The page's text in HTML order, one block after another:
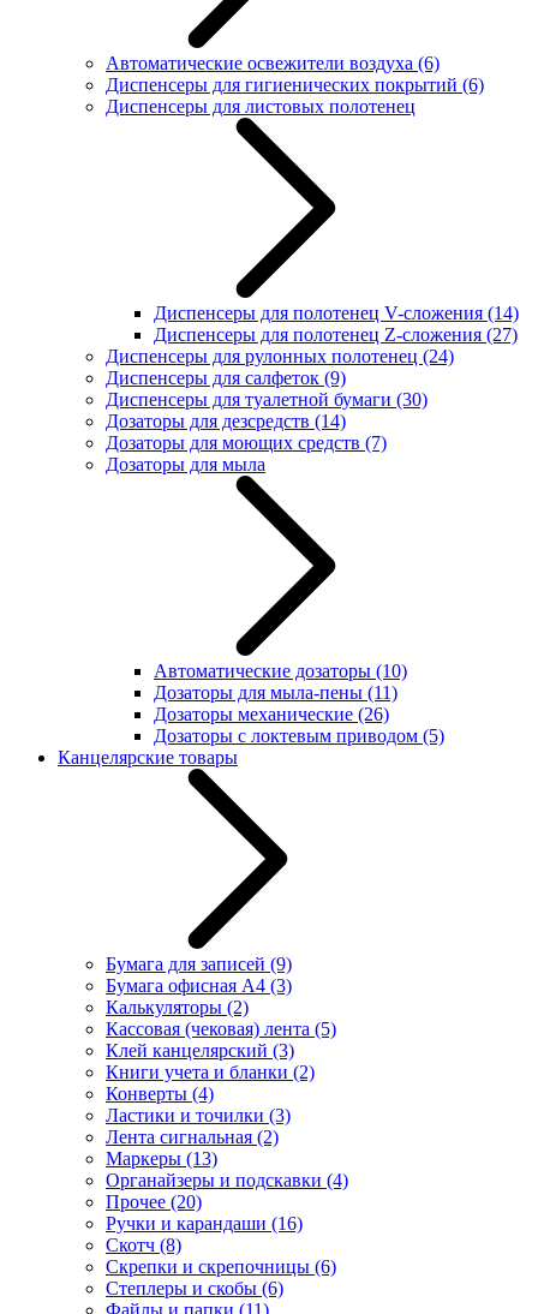
Автоматические освежители воздуха (6)
Диспенсеры для гигиенических покрытий (6)
Диспенсеры для листовых полотенец
Диспенсеры для полотенец V-сложения (14)
Диспенсеры для полотенец Z-сложения (27)
Диспенсеры для рулонных полотенец (24)
Диспенсеры для салфеток (9)
Диспенсеры для туалетной бумаги (30)
Дозаторы для дезсредств (14)
Дозаторы для моющих средств (7)
Дозаторы для мыла
Автоматические дозаторы (10)
Дозаторы для мыла-пены (11)
Дозаторы механические (26)
Дозаторы с локтевым приводом (5)
Канцелярские товары
Бумага для записей (9)
Бумага офисная А4 (3)
Калькуляторы (2)
Кассовая (чековая) лента (5)
Клей канцелярский (3)
Книги учета и бланки (2)
Конверты (4)
Ластики и точилки (3)
Лента сигнальная (2)
Маркеры (13)
Органайзеры и подскавки (4)
Прочее (20)
Ручки и карандаши (16)
Скотч (8)
Скрепки и скрепочницы (6)
Степлеры и скобы (6)
Файлы и папки (11)